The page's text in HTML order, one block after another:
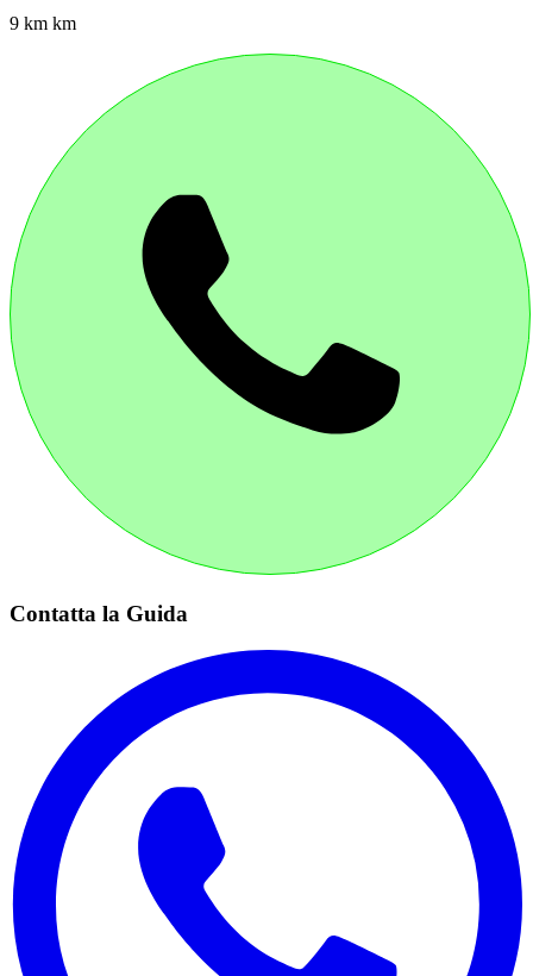
9 km km
Contatta la Guida